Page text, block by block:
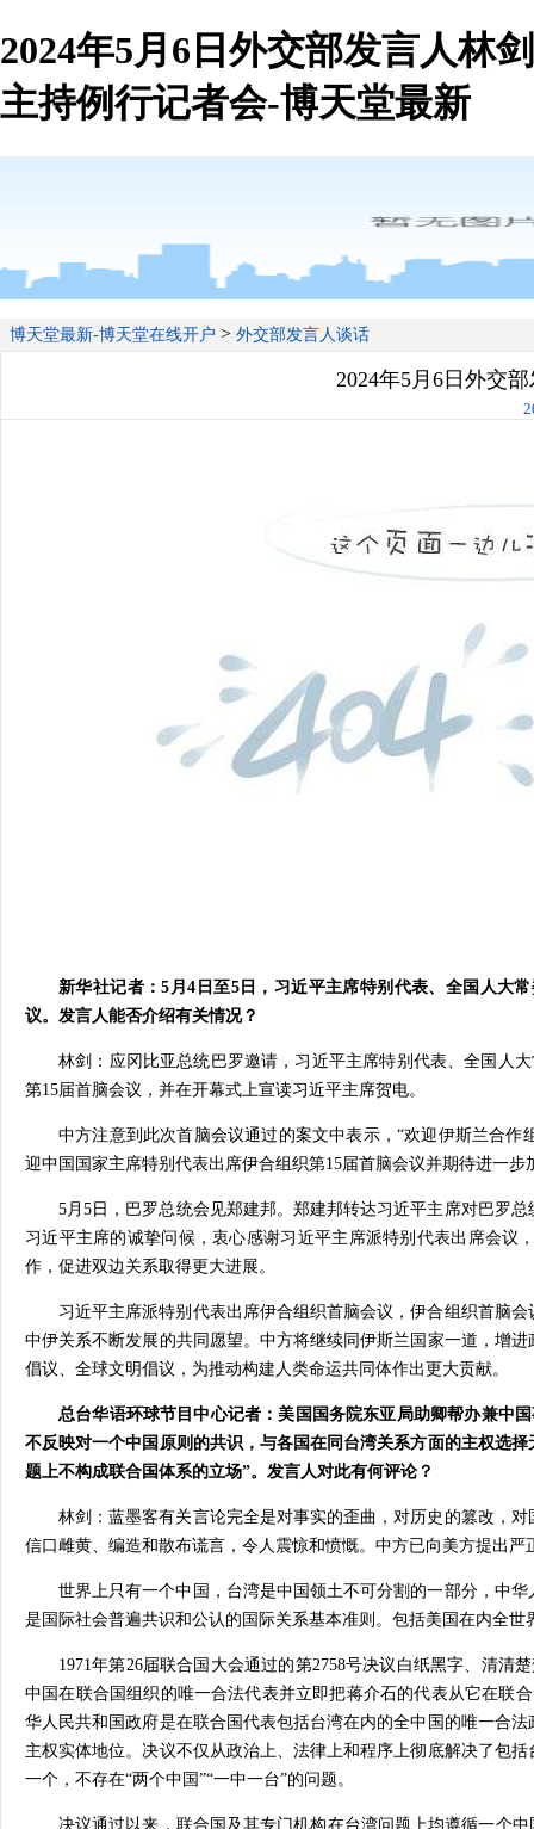
2024年5月6日外交部发言人林剑
主持例行记者会-博天堂最新
博天堂最新-博天堂在线开户 > 外交部发言人谈话
2024年5月6日外交
新华社记者：5月4日至5日，习近平主席特别代表、全国人大
议。发言人能否介绍有关情况？
林剑：应冈比亚总统巴罗邀请，习近平主席特别代表、全国人
第15届首脑会议，并在开幕式上宣读习近平主席贺电。
中方注意到此次首脑会议通过的案文中表示，“欢迎伊斯兰合
迎中国国家主席特别代表出席伊合组织第15届首脑会议并期待进一
5月5日，巴罗总统会见郑建邦。郑建邦转达习近平主席对巴罗
习近平主席的诚挚问候，衷心感谢习近平主席派特别代表出席会
作，促进双边关系取得更大进展。
习近平主席派特别代表出席伊合组织首脑会议，伊合组织首脑
中伊关系不断发展的共同愿望。中方将继续同伊斯兰国家一道，增
倡议、全球文明倡议，为推动构建人类命运共同体作出更大贡献。
总台华语环球节目中心记者：美国国务院东亚局助卿帮办兼中
不反映对一个中国原则的共识，与各国在同台湾关系方面的主权选
题上不构成联合国体系的立场”。发言人对此有何评论？
林剑：蓝墨客有关言论完全是对事实的歪曲，对历史的篡改，
信口雌黄、编造和散布谎言，令人震惊和愤慨。中方已向美方提出严
世界上只有一个中国，台湾是中国领土不可分割的一部分，中
是国际社会普遍共识和公认的国际关系基本准则。包括美国在内全
1971年第26届联合国大会通过的第2758号决议白纸黑字、清
中国在联合国组织的唯一合法代表并立即把蒋介石的代表从它在联
华人民共和国政府是在联合国代表包括台湾在内的全中国的唯一合
主权实体地位。决议不仅从政治上、法律上和程序上彻底解决了包
一个，不存在“两个中国”“一中一台”的问题。
决议通过以来，联合国及其专门机构在台湾问题上均遵循一个